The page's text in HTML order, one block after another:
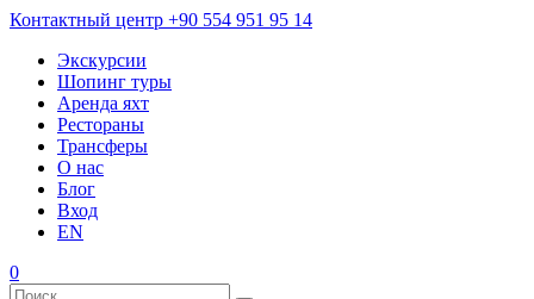
Контактный центр +90 554 951 95 14
Экскурсии
Шопинг туры
Аренда яхт
Рестораны
Трансферы
О нас
Блог
Вход
EN
0